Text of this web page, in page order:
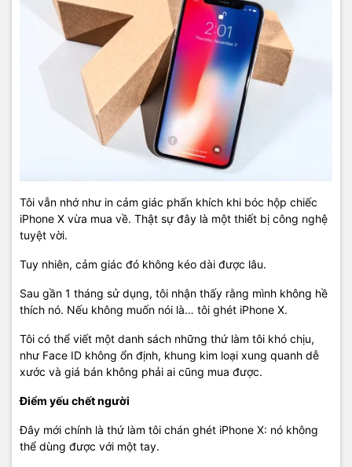
Tôi vẫn nhớ như in cảm giác phấn khích khi bóc hộp chiếc
iPhone X vừa mua về. Thật sự đây là một thiết bị công nghệ
tuyệt vời.
Tuy nhiên, cảm giác đó không kéo dài được lâu.
Sau gần 1 tháng sử dụng, tôi nhận thấy rằng mình không hề
thích nó. Nếu không muốn nói là… tôi ghét iPhone X.
Tôi có thể viết một danh sách những thứ làm tôi khó chịu,
như Face ID không ổn định, khung kim loại xung quanh dễ
xước và giá bán không phải ai cũng mua được.
Điểm yếu chết người
Đây mới chính là thứ làm tôi chán ghét iPhone X: nó không
thể dùng được với một tay.